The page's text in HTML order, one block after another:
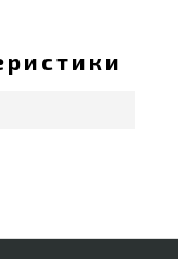
Grilli,
3 780 грн. в
и барбекью
в каталоге
Франковск,